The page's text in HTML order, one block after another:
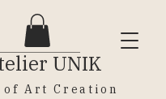
UNIK
of Art Creation